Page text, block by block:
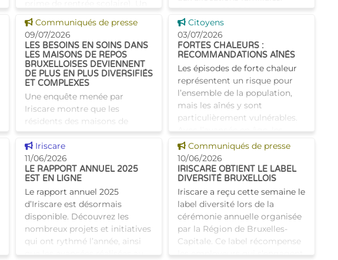
coup de pouce pour les aider à
bien commencer la
Parmi eux, 128.222
bénéficiaient également d’un
supplément social en plus du
montant de base de leurs all
Voir cette news
Communiqués de presse
09/07/2026
LES BESOINS EN SOINS DANS
LES MAISONS DE REPOS
BRUXELLOISES DEVIENNENT
DE PLUS EN PLUS DIVERSIFIÉS
ET COMPLEXES
Une enquête menée par
Iriscare montre que les
résidents des maisons de
repos bruxelloises présentent
de plus en plus souvent des
besoins en soins complexes et
combinés. Cette évolution
nécessi
Voir cette news
Citoyens
03/07/2026
FORTES CHALEURS :
RECOMMANDATIONS AÎNÉS
Les épisodes de forte chaleur
représentent un risque pour
l’ensemble de la population,
mais les aînés y sont
particulièrement vulnérables.
Avec l’avancée en âge, les
mécanismes de thermo
Voir cette news
Iriscare
11/06/2026
LE RAPPORT ANNUEL 2025
EST EN LIGNE
Le rapport annuel 2025
d’Iriscare est désormais
disponible. Découvrez les
nombreux projets et initiatives
qui ont rythmé l’année, ainsi
que les avancées réalisées au
Voir cette news
Communiqués de presse
10/06/2026
IRISCARE OBTIENT LE LABEL
DIVERSITÉ BRUXELLOIS
Iriscare a reçu cette semaine le
label diversité lors de la
cérémonie annuelle organisée
par la Région de Bruxelles-
Capitale. Ce label récompense
les employeurs qui s’engagent